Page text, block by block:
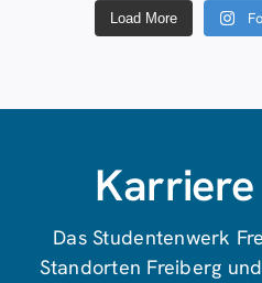
Load More
Das Studentenwerk
Standorten Freiberg